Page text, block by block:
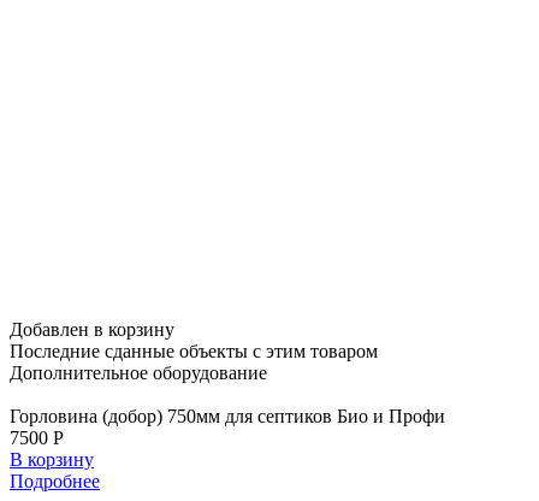
Добавлен в корзину
Последние сданные объекты с этим товаром
Дополнительное оборудование
Горловина (добор) 750мм для септиков Био и Профи
7500 Р
В корзину
Подробнее